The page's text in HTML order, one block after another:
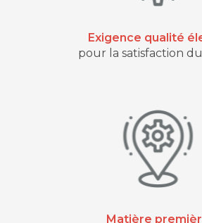
Exigence qualité
pour la satisfaction
Matière